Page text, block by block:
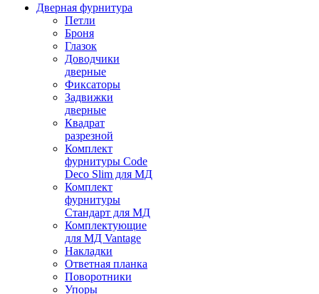
Дверная фурнитура
Петли
Броня
Глазок
Доводчики
дверные
Фиксаторы
Задвижки
дверные
Квадрат
разрезной
Комплект
фурнитуры Code
Deco Slim для МД
Комплект
фурнитуры
Стандарт для МД
Комплектующие
для МД Vantage
Накладки
Ответная планка
Поворотники
Упоры